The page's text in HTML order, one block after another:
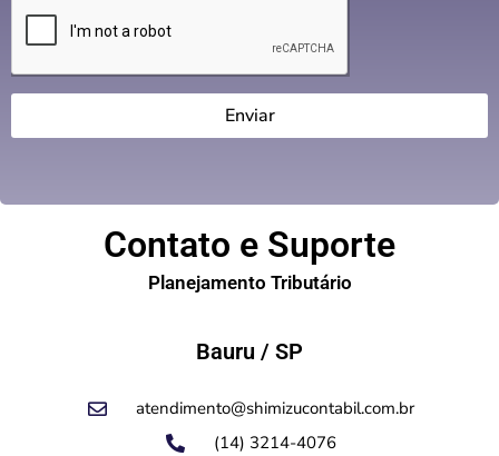
Enviar
Contato e Suporte
Planejamento Tributário​
Bauru / SP
atendimento@shimizucontabil.com.br
(14) 3214-4076